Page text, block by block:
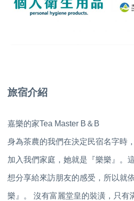
旅宿介紹
嘉樂的家Tea Master B＆B
身為茶農的我們在決定民宿名字時
加入我們家庭，她就是『樂樂』。
想分享給來訪朋友的感受，所以就
樂』。 沒有富麗堂皇的裝潢，只有